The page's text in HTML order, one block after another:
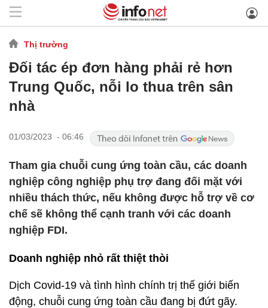
Thị trường
Đối tác ép đơn hàng phải rẻ hơn
Trung Quốc, nỗi lo thua trên sân
nhà
01/03/2023 - 06:46
Tham gia chuỗi cung ứng toàn cầu, các doanh
nghiệp công nghiệp phụ trợ đang đối mặt với
nhiều thách thức, nếu không được hỗ trợ về cơ
chế sẽ không thể cạnh tranh với các doanh
nghiệp FDI.
Doanh nghiệp nhỏ rất thiệt thòi
Dịch Covid-19 và tình hình chính trị thế giới biến
động, chuỗi cung ứng toàn cầu đang bị đứt gãy.